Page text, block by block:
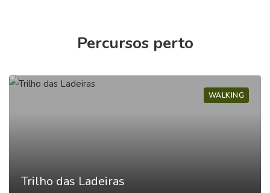
Percursos perto
WALKING
Trilho das Ladeiras